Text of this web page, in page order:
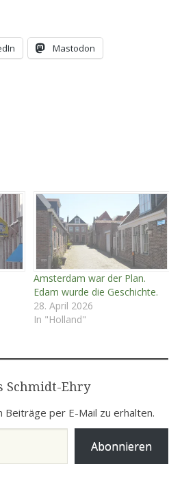
Mastodon
Amsterdam war der Plan.
Edam wurde die Geschichte.
28. April 2026
In "Holland"
Schmidt-Ehry
Beiträge per E-Mail zu erhalten.
Abonnieren